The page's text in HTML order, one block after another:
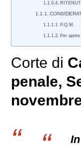
P.Q.M.
Per
Corte di
penale,